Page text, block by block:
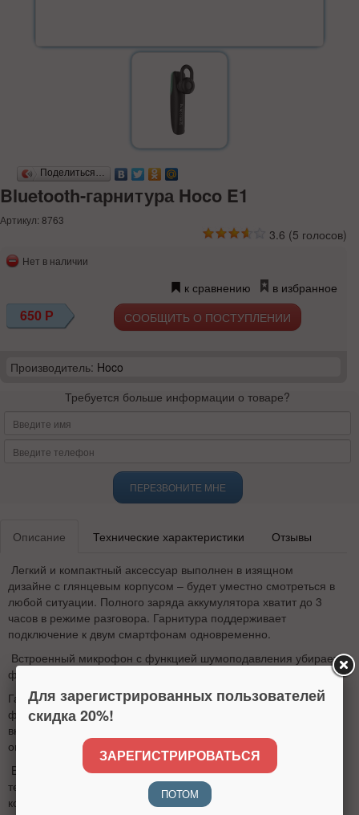
Поделиться…
Bluetooth-гарнитура Hoco E1
Артикул: 8763
3.6 (5 голосов)
Нет в наличии
к сравнению в избранное
650 Р СООБЩИТЬ О ПОСТУПЛЕНИИ
Производитель: Hoco
Требуется больше информации о товаре?
ПЕРЕЗВОНИТЕ МНЕ
Описание Технические характеристики Отзывы
Легкий и компактный аксессуар выполнен в изящном
дизайне с глянцевым корпусом – будет уместно смотреться в
любой ситуации. Полного заряда аккумулятора хватит до 3
часов в режиме разговора. Гарнитура поддерживает
подключение к двум смартфонам одновременно.
Встроенный микрофон с функцией шумоподавления убирает
фоновые шумы и помехи во время разговора.
Гарнитура выполнена в эргономичном дизайне и
фиксируется в ухе двойным креплением: силиконовым
вкладышем и заушной дужкой. Такая конструкция удобна и не
ощущается при ношении.
Bluetooth-гарнитура Hoco E1 подключается к мобильному
телефону через Bluetooth версии 4.1, радиус действия
которого 10 м. Ее можно синхронизировать с двумя
Для зарегистрированных пользователей
скидка 20%!
ЗАРЕГИСТРИРОВАТЬСЯ
ПОТОМ